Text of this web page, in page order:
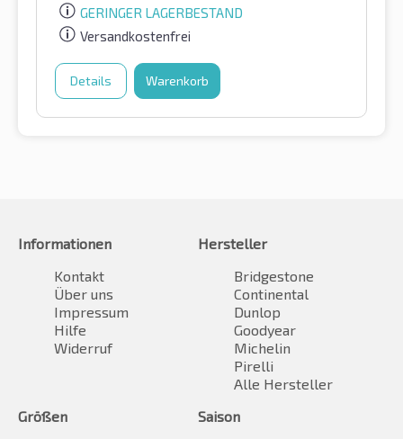
GERINGER LAGERBESTAND
Versandkostenfrei
Details Warenkorb
Informationen
Kontakt
Über uns
Impressum
Hilfe
Widerruf
Hersteller
Bridgestone
Continental
Dunlop
Goodyear
Michelin
Pirelli
Alle Hersteller
Größen
Saison